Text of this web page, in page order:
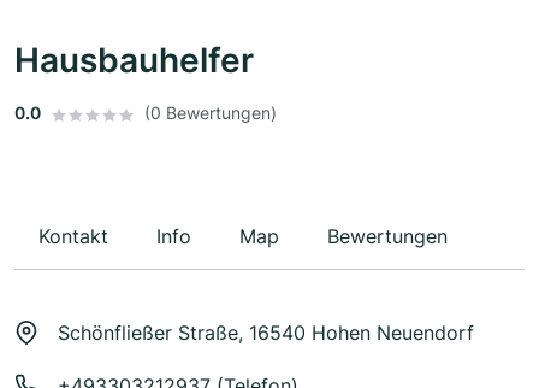
Hausbauhelfer
0.0 (0 Bewertungen)
Kontakt Info Map Bewertungen
Schönfließer Straße, 16540 Hohen Neuendorf